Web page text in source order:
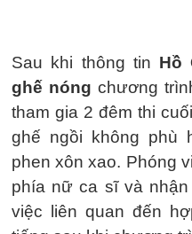
Sau khi thông tin Hồ
ghế nóng chương
tham gia 2 đêm thi
ghế ngồi không phù
phen xôn xao. Phóng
phía nữ ca sĩ và
việc liên quan đến